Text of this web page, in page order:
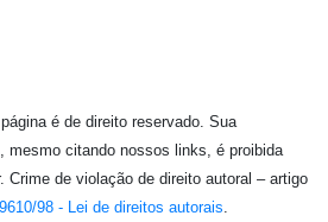
é de direito reservado. Sua
mesmo citando nossos links, é proibida
Crime de violação de direito autoral – artigo
98 - Lei de direitos autorais.